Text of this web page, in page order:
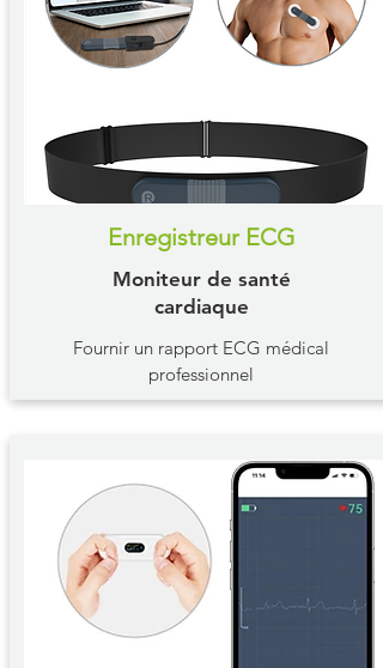
Enregistreur ECG
Moniteur de santé
cardiaque
Fournir un rapport ECG médical
professionnel